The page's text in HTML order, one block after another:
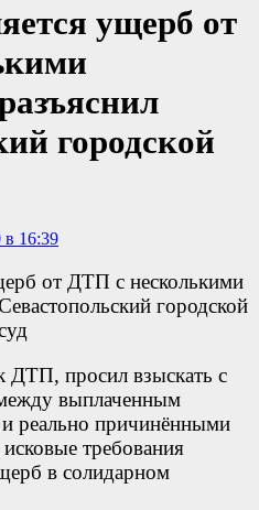
ущерб от
городской
в 16:39
ДТП, просил взыскать с
выплаченным
реально причинёнными
требования
в солидарном